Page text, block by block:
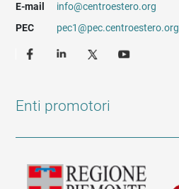
E-mail
info@centroestero.org
PEC
pec1@pec.centroestero.org
Enti promotori